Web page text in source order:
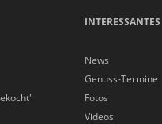
News
Genuss-Termine
Fotos
Videos